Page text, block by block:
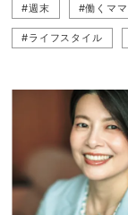
#週末 #働くママ
#ライフスタイル